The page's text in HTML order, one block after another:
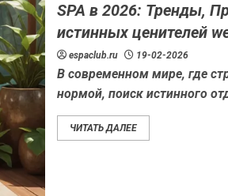
SPA в 2026: Тренды,
истинных ценителей
espaclub.ru 19-02-2026
В современном мире, где
нормой, поиск истинного
ЧИТАТЬ ДАЛЕЕ